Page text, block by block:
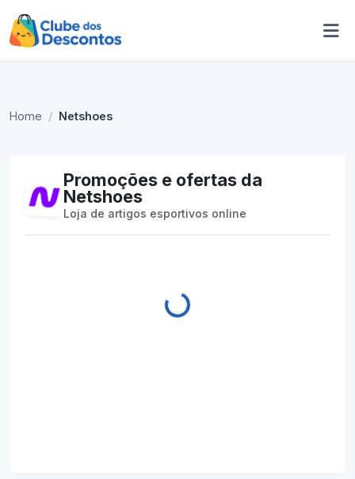
Home Netshoes
Promoções e ofertas da
Netshoes
Loja de artigos esportivos online